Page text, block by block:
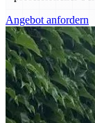
Angebot anfordern